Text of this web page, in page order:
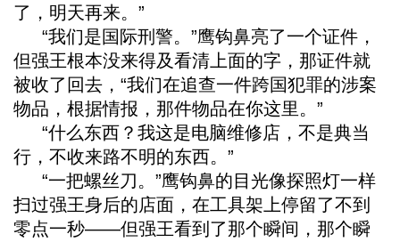
了，明天再来。”
“我们是国际刑警。”鹰钩鼻亮了一个证件，
但强王根本没来得及看清上面的字，那证件就
被收了回去，“我们在追查一件跨国犯罪的涉案
物品，根据情报，那件物品在你这里。”
“什么东西？我这是电脑维修店，不是典当
行，不收来路不明的东西。”
“一把螺丝刀。”鹰钩鼻的目光像探照灯一样
扫过强王身后的店面，在工具架上停留了不到
零点一秒——但强王看到了那个瞬间，那个瞬